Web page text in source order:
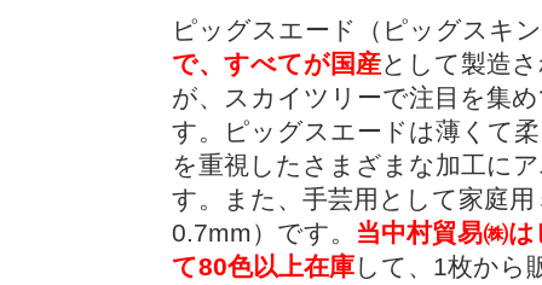
ピッグスエード（ピッグスキ
で、すべてが国産として製造
が、スカイツリーで注目を集
す。ピッグスエードは薄くて
を重視したさまざまな加工に
す。また、手芸用として家庭
0.7mm）です。 当中村貿易㈱
て80色以上在庫して、1枚から